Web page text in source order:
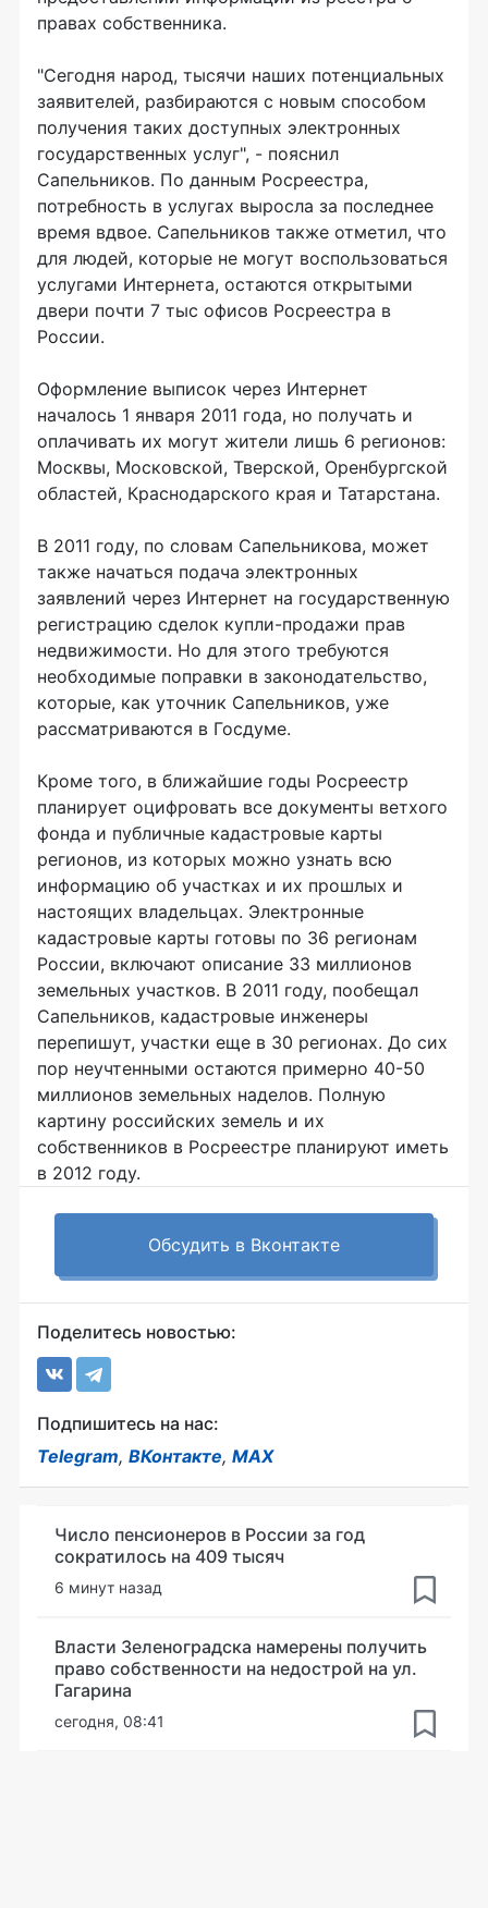
правах собственника.
"Сегодня народ, тысячи наших потенциальных
заявителей, разбираются с новым способом
получения таких доступных электронных
государственных услуг", - пояснил
Сапельников. По данным Росреестра,
потребность в услугах выросла за последнее
время вдвое. Сапельников также отметил, что
для людей, которые не могут воспользоваться
услугами Интернета, остаются открытыми
двери почти 7 тыс офисов Росреестра в
России.
Оформление выписок через Интернет
началось 1 января 2011 года, но получать и
оплачивать их могут жители лишь 6 регионов:
Москвы, Московской, Тверской, Оренбургской
областей, Краснодарского края и Татарстана.
В 2011 году, по словам Сапельникова, может
также начаться подача электронных
заявлений через Интернет на государственную
регистрацию сделок купли-продажи прав
недвижимости. Но для этого требуются
необходимые поправки в законодательство,
которые, как уточник Сапельников, уже
рассматриваются в Госдуме.
Кроме того, в ближайшие годы Росреестр
планирует оцифровать все документы ветхого
фонда и публичные кадастровые карты
регионов, из которых можно узнать всю
информацию об участках и их прошлых и
настоящих владельцах. Электронные
кадастровые карты готовы по 36 регионам
России, включают описание 33 миллионов
земельных участков. В 2011 году, пообещал
Сапельников, кадастровые инженеры
перепишут, участки еще в 30 регионах. До сих
пор неучтенными остаются примерно 40-50
миллионов земельных наделов. Полную
картину российских земель и их
собственников в Росреестре планируют иметь
в 2012 году.
Обсудить в Вконтакте
Поделитесь новостью:
Подпишитесь на нас:
Telegram, ВКонтакте, MAX
Число пенсионеров в России за год
сократилось на 409 тысяч
6 минут назад
Власти Зеленоградска намерены получить
право собственности на недострой на ул.
Гагарина
сегодня, 08:41